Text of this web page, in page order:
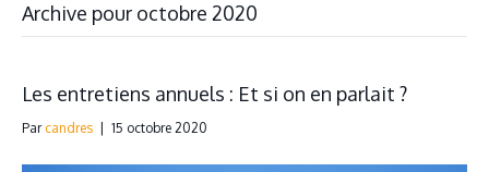
Archive pour octobre 2020
Les entretiens annuels : Et si on en parlait ?
Par candres 15 octobre 2020